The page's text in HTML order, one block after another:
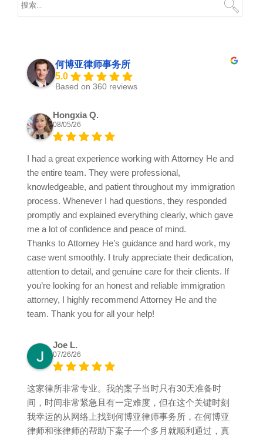
何博亚律师事务所
5.0
Based on 360 reviews
Hongxia Q.
08/05/26
I had a great experience working with Attorney He and
the entire team. They were professional,
knowledgeable, and patient throughout my immigration
process. Whenever I had questions, they responded
promptly and explained everything clearly, which gave
me a lot of confidence and peace of mind.
Thanks to Attorney He’s guidance and hard work, my
case went smoothly. I truly appreciate their dedication,
attention to detail, and genuine care for their clients. If
you’re looking for an honest and reliable immigration
attorney, I highly recommend Attorney He and the
team. Thank you for all your help!
Joe L.
07/26/26
这家律所非常专业。我的案子当时只有30天准备时
间，时间非常紧急且有一定难度，但在这个关键时刻
我幸运的从网络上找到何博亚律师事务所，在何博亚
律师和张律师的帮助下案子一个多月就顺利通过，真